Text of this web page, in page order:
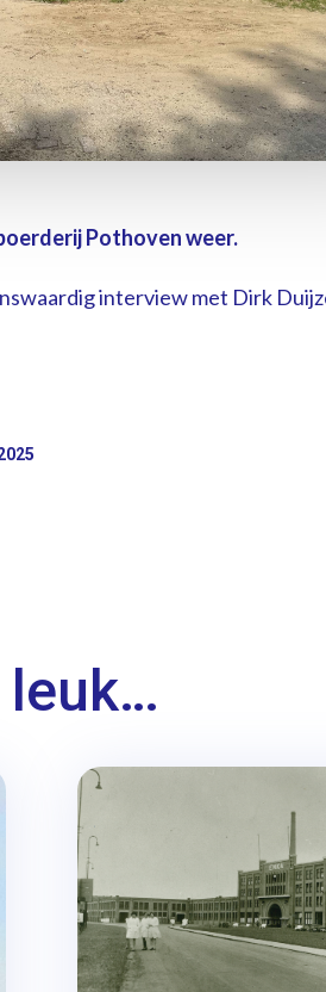
Pothoven weer.
interview met Dirk
leuk…